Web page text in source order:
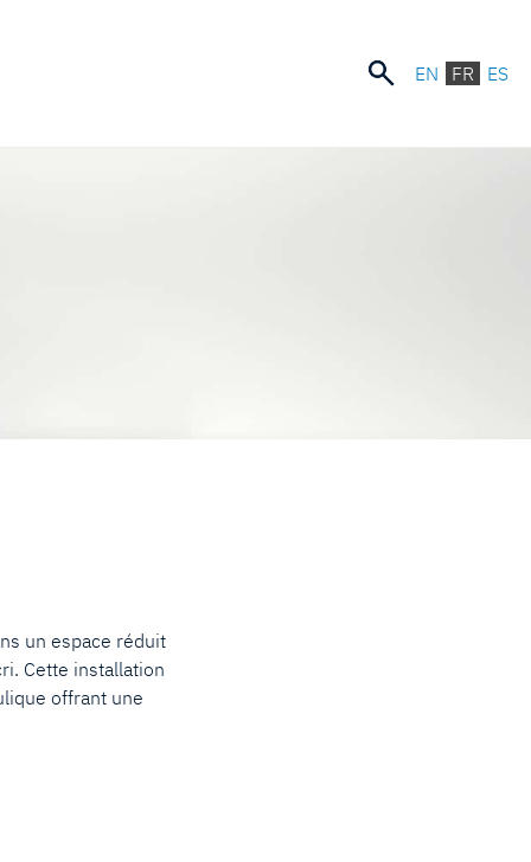
EN FR ES
un espace réduit
Cette installation
offrant une